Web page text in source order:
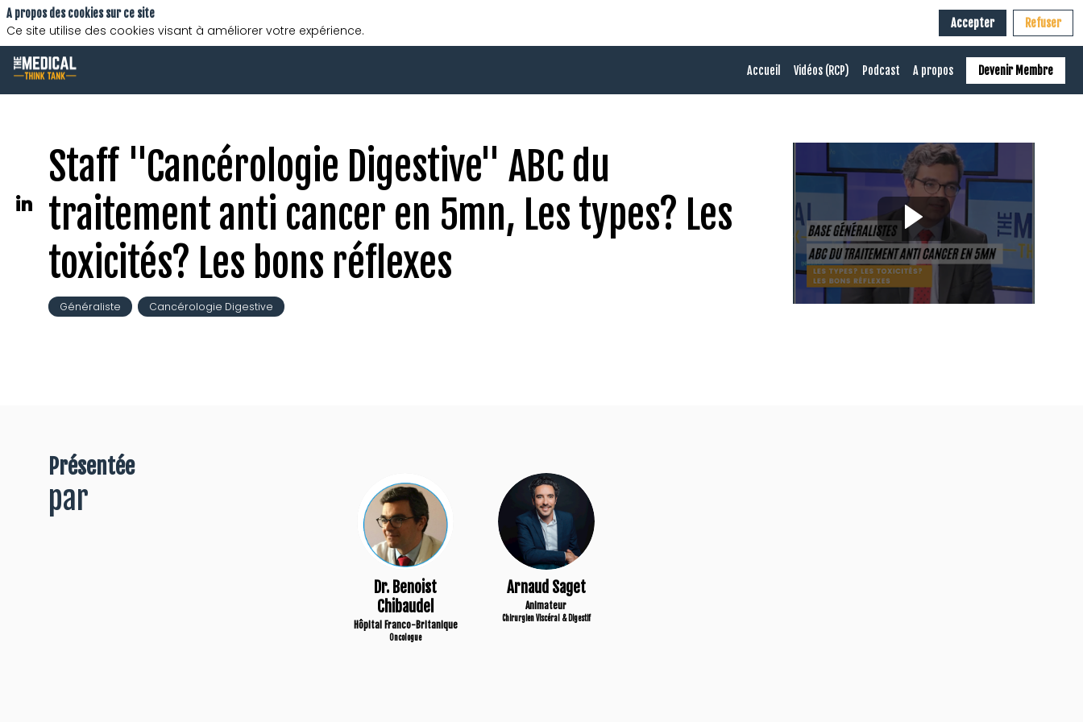
Accueil Vidéos (RCP) Podcast A propos Devenir Membre
Staff "Cancérologie Digestive" ABC du
traitement anti cancer en 5mn, Les types? Les
toxicités? Les bons réflexes
Généraliste Cancérologie Digestive
Présentée
par
DBC
Dr. Benoist
Chibaudel
Hôpital Franco-Britanique
Oncologue
AS
Arnaud Saget
Animateur
Chirurgien Viscéral & Digestif
A propos des cookies sur ce site
Ce site utilise des cookies visant à améliorer votre expérience. Accepter Refuser